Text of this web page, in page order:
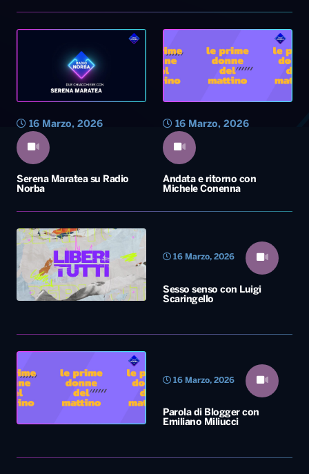
Serena Maratea su Radio
Norba
16 Marzo, 2026
Andata e ritorno con
Michele Conenna
16 Marzo, 2026
16 Marzo, 2026
Sesso senso con Luigi
Scaringello
16 Marzo, 2026
Parola di Blogger con
Emiliano Miliucci